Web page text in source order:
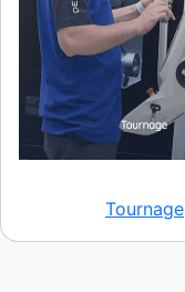
Tournage